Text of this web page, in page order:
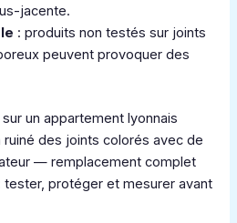
jacente.
: produits non testés sur joints
peuvent provoquer des
un appartement lyonnais
des joints colorés avec de
— remplacement complet
tester, protéger et mesurer avant